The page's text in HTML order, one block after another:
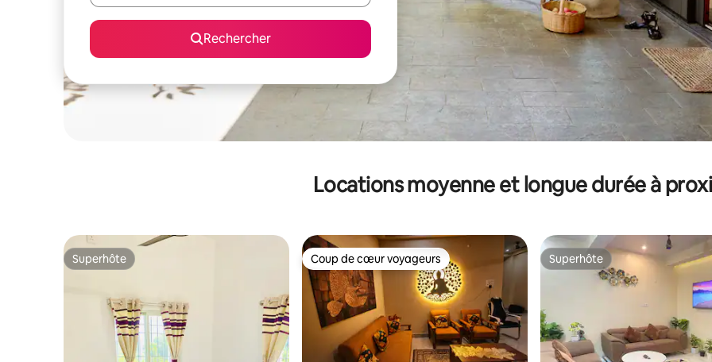
Rechercher
Locations moyenne et longue durée à
Superhôte
Superhôte Coup de cœur voyageurs
Coup de cœur voyageurs Superhôte
Superhôte